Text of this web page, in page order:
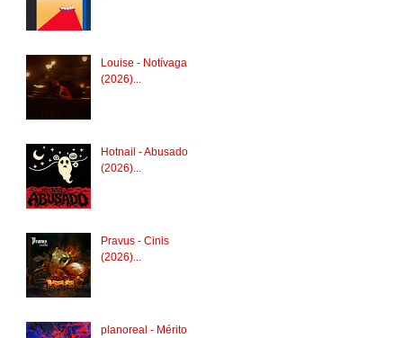
Louise - Notívaga
(2026)...
Hotnail - Abusado
(2026)...
Pravus - Cinis
(2026)...
planoreal - Mérito